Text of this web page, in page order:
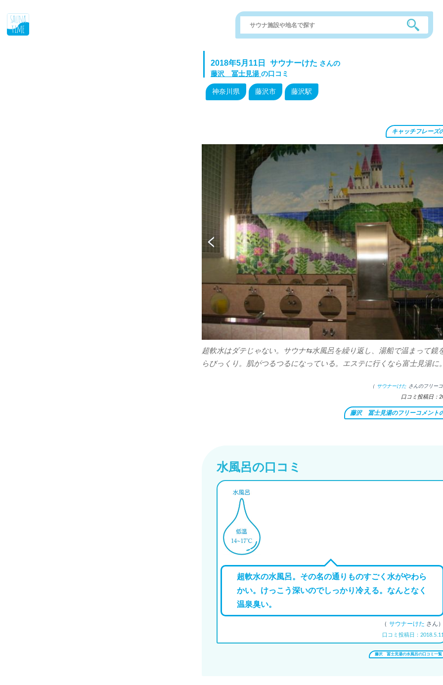
2018年5月11日 サウナーけた さんの
藤沢 冨士見湯の口コミ
神奈川県 藤沢市 藤沢駅
キャッチフレーズ
超軟水はダテじゃない。サウナ⇆水風呂を繰り返し、湯船で温まって鏡
らびっくり。肌がつるつるになっている。エステに行くなら富士見湯に
（ サウナーけた さんのフリー
口コミ投稿日：
藤沢 冨士見湯のフリーコメント
水風呂の口コミ
超軟水の水風呂。その名の通りものすごく水がやわら
かい。けっこう深いのでしっかり冷える。なんとなく
温泉臭い。
（ サウナーけた さん
口コミ投稿日：
藤沢 冨士見湯の水風呂の口コミ一覧